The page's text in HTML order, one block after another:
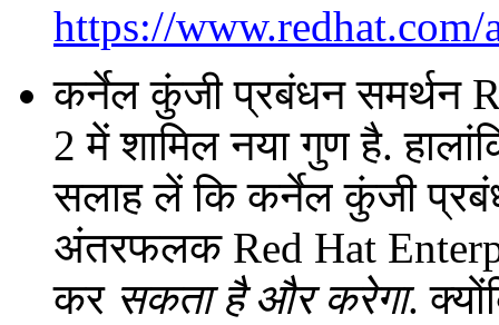
https://www.redhat.com/
कर्नेल कुंजी प्रबंधन समर्थन
2 में शामिल नया गुण है.
सलाह लें कि कर्नेल कुंजी
अंतरफलक Red Hat
कर सकता है और करेगा.